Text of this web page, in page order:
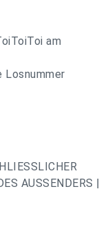
am
Losnummer
AUSSENDERS |